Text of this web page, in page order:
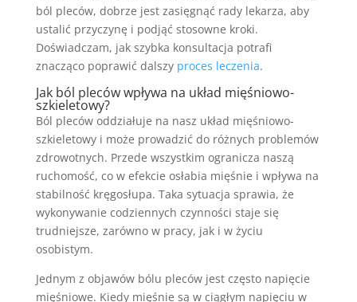
ból pleców, dobrze jest zasięgnąć rady lekarza, aby
ustalić przyczynę i podjąć stosowne kroki.
Doświadczam, jak szybka konsultacja potrafi
znacząco poprawić dalszy proces leczenia.
Jak ból pleców wpływa na układ mięśniowo-
szkieletowy?
Ból pleców oddziałuje na nasz układ mięśniowo-
szkieletowy i może prowadzić do różnych problemów
zdrowotnych. Przede wszystkim ogranicza naszą
ruchomość, co w efekcie osłabia mięśnie i wpływa na
stabilność kręgosłupa. Taka sytuacja sprawia, że
wykonywanie codziennych czynności staje się
trudniejsze, zarówno w pracy, jak i w życiu
osobistym.
Jednym z objawów bólu pleców jest często napięcie
mięśniowe. Kiedy mięśnie są w ciągłym napięciu w